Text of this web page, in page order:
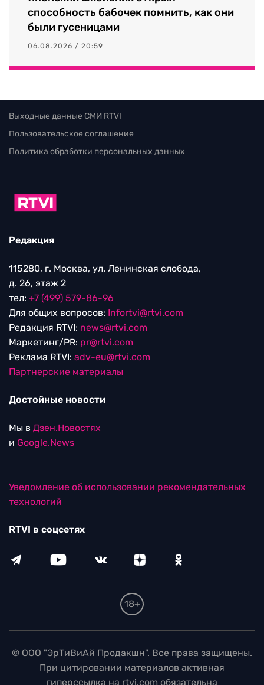
способность бабочек помнить, как они
были гусеницами
06.08.2026 / 20:59
Выходные данные СМИ RTVI
Пользовательское соглашение
Политика обработки персональных данных
Редакция
115280, г. Москва, ул. Ленинская слобода,
д. 26, этаж 2
тел: +7 (499) 579-86-96
Для общих вопросов: Infortvi@rtvi.com
Редакция RTVI: news@rtvi.com
Маркетинг/PR: pr@rtvi.com
Реклама RTVI: adv-eu@rtvi.com
Партнерские материалы
Достойные новости
Мы в Дзен.Новостях
и Google.News
Уведомление об использовании рекомендательных
технологий
RTVI в соцсетях
18+
© ООО "ЭрТиВиАй Продакшн". Все права защищены.
При цитировании материалов активная
гиперссылка на rtvi.com обязательна